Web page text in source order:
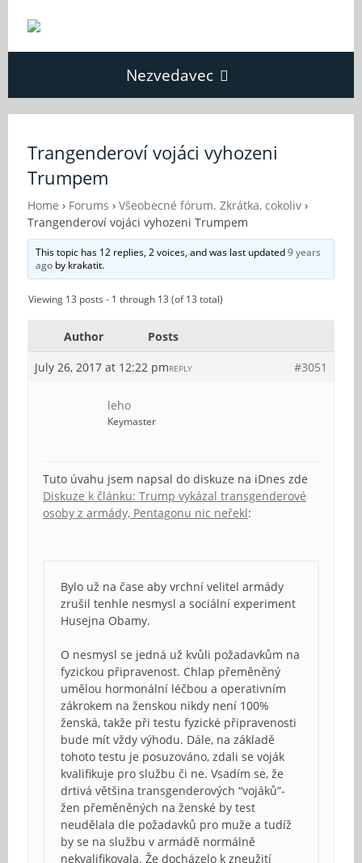
Nezvedavec
O Nezvědavci
Kontakt
Trangenderoví vojáci vyhozeni
Trumpem
Home › Forums › Všeobecné fórum. Zkrátka, cokoliv ›
Trangenderoví vojáci vyhozeni Trumpem
This topic has 12 replies, 2 voices, and was last updated9 years
ago by krakatit.
Viewing 13 posts - 1 through 13 (of 13 total)
Author
Posts
July 26, 2017 at 12:22 pm
#3051
REPLY
leho
Keymaster
Tuto úvahu jsem napsal do diskuze na iDnes zde
Diskuze k článku: Trump vykázal transgenderové
osoby z armády, Pentagonu nic neřekl:
Bylo už na čase aby vrchní velitel armády
zrušil tenhle nesmysl a sociální experiment
Husejna Obamy.
O nesmysl se jedná už kvůli požadavkům na
fyzickou připravenost. Chlap přeměněný
umělou hormonální léčbou a operativním
zákrokem na ženskou nikdy není 100%
ženská, takže při testu fyzické připravenosti
bude mít vždy výhodu. Dále, na základě
tohoto testu je posuzováno, zdali se voják
kvalifikuje pro službu či ne. Vsadím se, že
drtivá většina transgenderových “vojáků”-
žen přeměněných na ženské by test
neudělala dle požadavků pro muže a tudíž
by se na službu v armádě normálně
nekvalifikovala. Že docházelo k zneužití